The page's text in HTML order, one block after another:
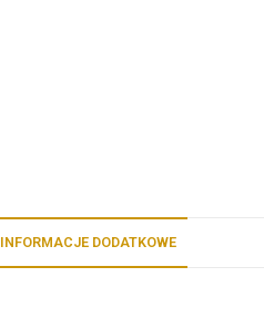
INFORMACJE DODATKOWE